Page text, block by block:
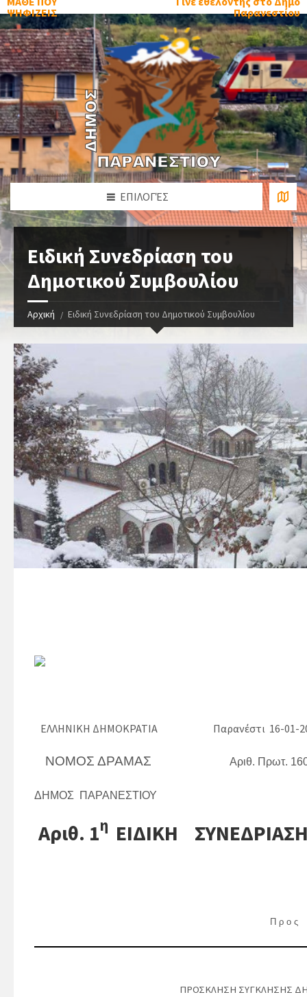
ΨΗΦΙΖΕΙΣ
Παρανεστίου
ΕΠΙΛΟΓΈΣ
Ειδική Συνεδρίαση του
Δημοτικού Συμβουλίου
Αρχική Ειδική Συνεδρίαση του Δημοτικού Συμβουλίου
ΕΛΛΗΝΙΚΗ ΔΗΜΟΚΡΑΤΙΑ Παρανέστι 16-01-
ΝΟΜΟΣ ΔΡΑΜΑΣ Αριθ. Πρωτ.
ΔΗΜΟΣ ΠΑΡΑΝΕΣΤΙΟΥ
Αριθ. 1η ΕΙΔΙΚΗ
Π ρ ο ς
ΠΡΟΣΚΛΗΣΗ ΣΥΓΚΛΗΣΗΣ